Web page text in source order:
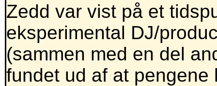
Zedd var vist på et
eksperimental DJ/
(sammen med en del
fundet ud af at pengene